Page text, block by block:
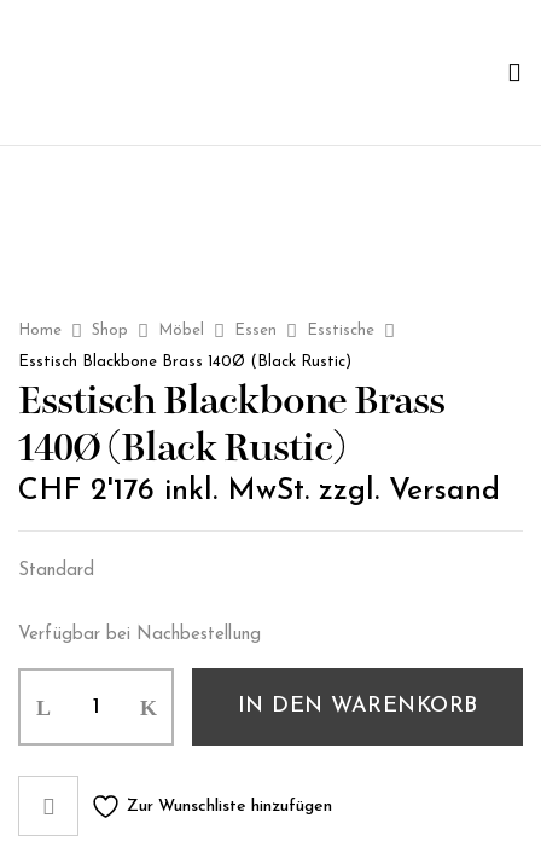
Home Shop Möbel Essen
Esstische
Esstisch Blackbone Brass 140Ø (Black Rustic)
Esstisch Blackbone Brass
140Ø (Black Rustic)
CHF 2'176 inkl. MwSt. zzgl. Versand
Standard
Verfügbar bei Nachbestellung
IN DEN WARENKORB
Zur Wunschliste hinzufügen